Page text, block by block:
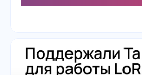
точности данных о полевых